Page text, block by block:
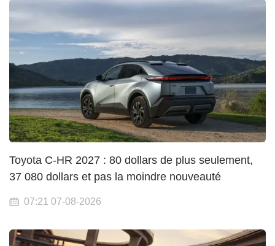
Toyota C-HR 2027 : 80 dollars de plus seulement,
37 080 dollars et pas la moindre nouveauté
07:21 07-08-2026